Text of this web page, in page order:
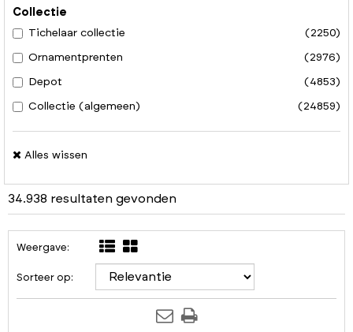
Collectie
Tichelaar collectie
(2250)
Ornamentprenten (2976)
Depot (4853)
Collectie (algemeen) (24859)
Alles wissen
34.938 resultaten gevonden
Weergave:
Sorteer op: